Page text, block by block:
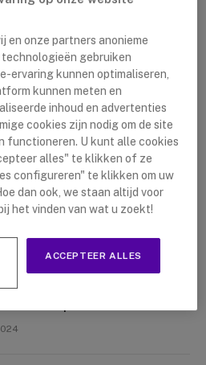
Sight: De Tafelcamera Voor
X-Space: Transformeer Je
en onze partners anonieme
gebruiken
ervaring kunnen optimaliseren,
kunnen meten en
inhoud en advertenties
cookies zijn nodig om de site
functioneren. U kunt alle cookies
alles" te klikken of ze
configureren" te klikken om uw
dan ook, we staan altijd voor
het vinden van wat u zoekt!
ACCEPTEER ALLES